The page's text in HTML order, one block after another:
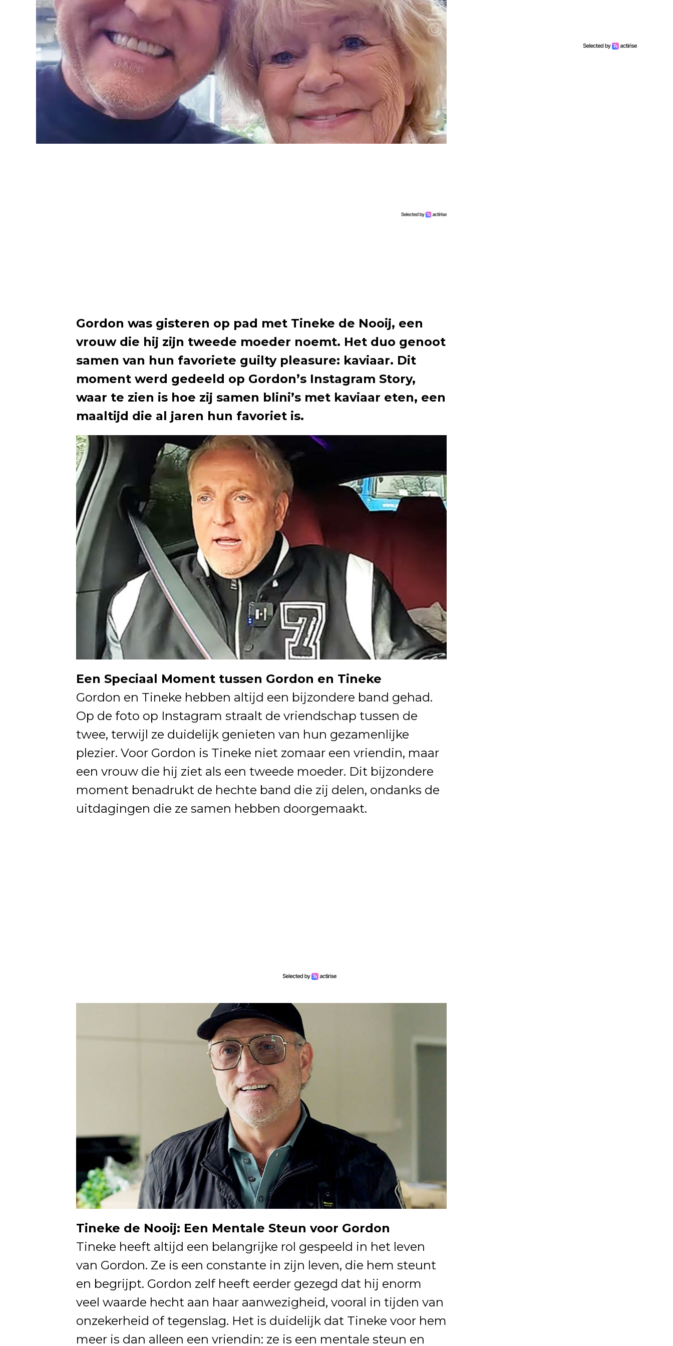
Gordon was gisteren op pad met Tineke de Nooij, een
vrouw die hij zijn tweede moeder noemt. Het duo genoot
samen van hun favoriete guilty pleasure: kaviaar. Dit
moment werd gedeeld op Gordon’s Instagram Story,
waar te zien is hoe zij samen blini’s met kaviaar eten, een
maaltijd die al jaren hun favoriet is.
Een Speciaal Moment tussen Gordon en Tineke
Gordon en Tineke hebben altijd een bijzondere band gehad.
Op de foto op Instagram straalt de vriendschap tussen de
twee, terwijl ze duidelijk genieten van hun gezamenlijke
plezier. Voor Gordon is Tineke niet zomaar een vriendin, maar
een vrouw die hij ziet als een tweede moeder. Dit bijzondere
moment benadrukt de hechte band die zij delen, ondanks de
uitdagingen die ze samen hebben doorgemaakt.
Tineke de Nooij: Een Mentale Steun voor Gordon
Tineke heeft altijd een belangrijke rol gespeeld in het leven
van Gordon. Ze is een constante in zijn leven, die hem steunt
en begrijpt. Gordon zelf heeft eerder gezegd dat hij enorm
veel waarde hecht aan haar aanwezigheid, vooral in tijden van
onzekerheid of tegenslag. Het is duidelijk dat Tineke voor hem
meer is dan alleen een vriendin: ze is een mentale steun en